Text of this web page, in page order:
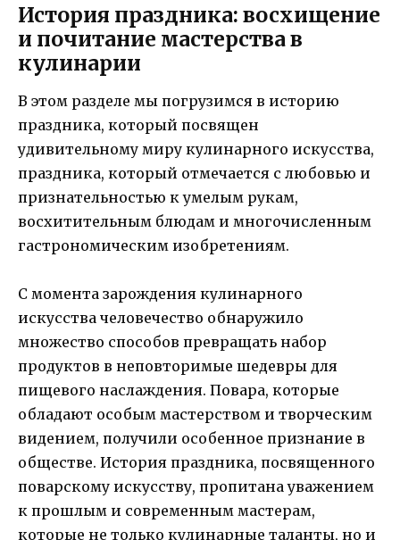
История праздника: восхищение
и почитание мастерства в
кулинарии
В этом разделе мы погрузимся в историю
праздника, который посвящен
удивительному миру кулинарного искусства,
праздника, который отмечается с любовью и
признательностью к умелым рукам,
восхитительным блюдам и многочисленным
гастрономическим изобретениям.
С момента зарождения кулинарного
искусства человечество обнаружило
множество способов превращать набор
продуктов в неповторимые шедевры для
пищевого наслаждения. Повара, которые
обладают особым мастерством и творческим
видением, получили особенное признание в
обществе. История праздника, посвященного
поварскому искусству, пропитана уважением
к прошлым и современным мастерам,
которые не только кулинарные таланты, но и